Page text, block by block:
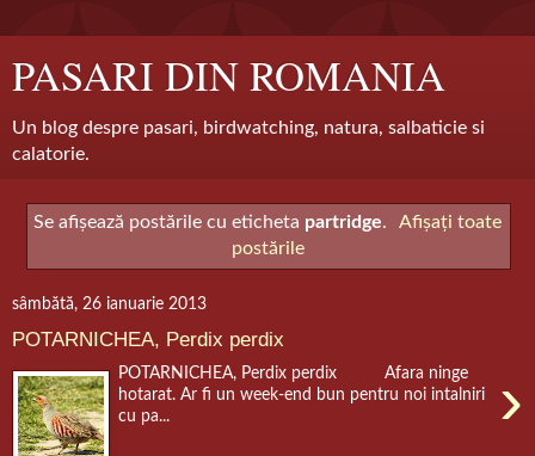
PASARI DIN ROMANIA
Un blog despre pasari, birdwatching, natura, salbaticie si
calatorie.
Se afișează postările cu eticheta partridge.
Afișați toate
postările
sâmbătă, 26 ianuarie 2013
POTARNICHEA, Perdix perdix
›
POTARNICHEA, Perdix perdix Afara ninge
hotarat. Ar fi un week-end bun pentru noi intalniri
cu pa...